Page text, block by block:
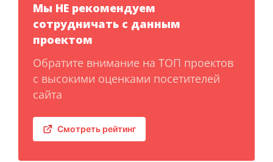
Мы НЕ рекомендуем
сотрудничать с данным
проектом
Обратите внимание на ТОП проектов
с высокими оценками посетителей
сайта
Смотреть рейтинг